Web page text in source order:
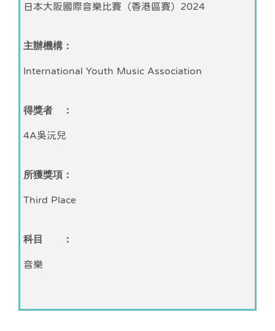
日本大阪國際音樂比賽（香港區賽）2024
主辦機構：
International Youth Music Association
得獎者 ：
4A吳沅兒
所獲獎項：
Third Place
科目 ：
音樂